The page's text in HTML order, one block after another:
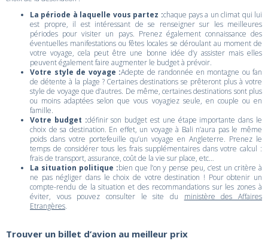
La période à laquelle vous partez :chaque pays a un climat qui lui
est propre, il est intéressant de se renseigner sur les meilleures
périodes pour visiter un pays. Prenez également connaissance des
éventuelles manifestations ou fêtes locales se déroulant au moment de
votre voyage, cela peut être une bonne idée d’y assister mais elles
peuvent également faire augmenter le budget à prévoir.
Votre style de voyage :Adepte de randonnée en montagne ou fan
de détente à la plage ? Certaines destinations se prêteront plus à votre
style de voyage que d’autres. De même, certaines destinations sont plus
ou moins adaptées selon que vous voyagiez seule, en couple ou en
famille.
Votre budget :définir son budget est une étape importante dans le
choix de sa destination. En effet, un voyage à Bali n’aura pas le même
poids dans votre portefeuille qu’un voyage en Angleterre. Prenez le
temps de considérer tous les frais supplémentaires dans votre calcul :
frais de transport, assurance, coût de la vie sur place, etc…
La situation politique :bien que l’on y pense peu, c’est un critère à
ne pas négliger dans le choix de votre destination ! Pour obtenir un
compte-rendu de la situation et des recommandations sur les zones à
éviter, vous pouvez consulter le site du ministère des Affaires
Etrangères.
Trouver un billet d’avion au meilleur prix